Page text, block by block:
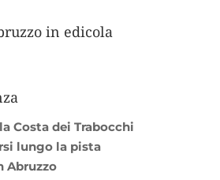
in edicola
Costa dei Trabocchi
lungo la pista
Abruzzo